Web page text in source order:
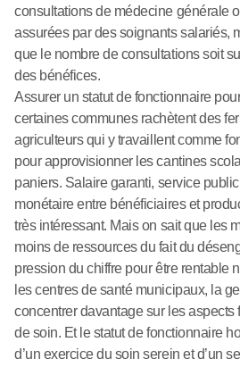
consultations de médecine générale
assurées par des soignants salariés,
que le nombre de consultations soit
des bénéfices.
Assurer un statut de fonctionnaire
certaines communes rachètent des
agriculteurs qui y travaillent comme
pour approvisionner les cantines
paniers. Salaire garanti, service
monétaire entre bénéficiaires et
très intéressant. Mais on sait que les
moins de ressources du fait du
pression du chiffre pour être rentable
les centres de santé municipaux, la
concentrer davantage sur les aspects
de soin. Et le statut de fonctionnaire
d’un exercice du soin serein et d’un